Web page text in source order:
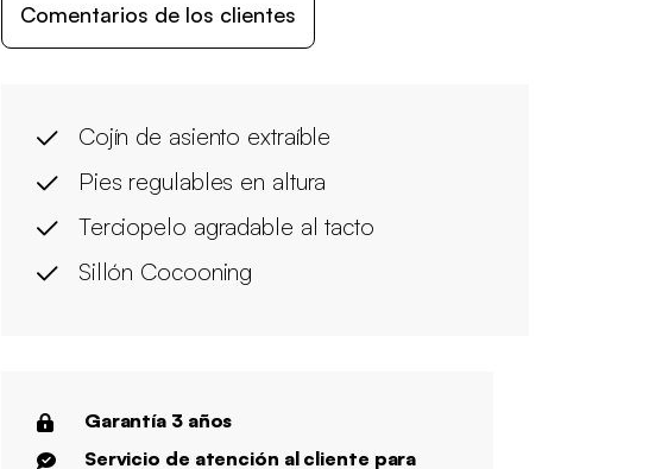
Comentarios de los clientes
Cojín de asiento extraíble
Pies regulables en altura
Terciopelo agradable al tacto
Sillón Cocooning
Garantía 3 años
Servicio de atención al cliente para